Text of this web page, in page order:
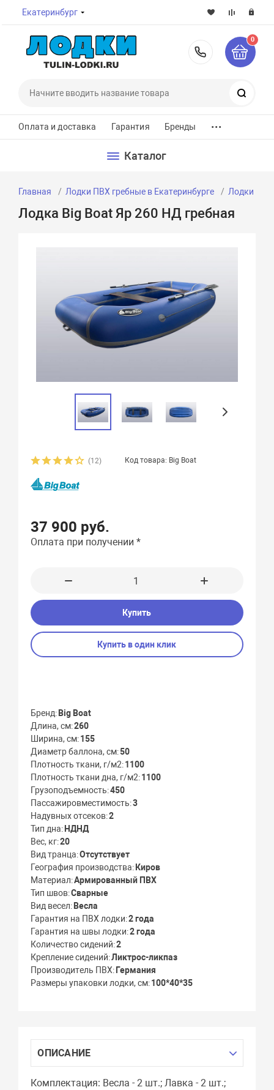
Екатеринбург
8-800-
0
Оплата и доставка Гарантия Бренды ...
Каталог
Главная Лодки ПВХ гребные в Екатеринбурге Лодки ПВХ
Лодка Big Boat Яр 260 НД гребная
(12) Код товара: Big Boat
37 900 руб.
Оплата при получении *
Купить
Купить в один клик
Бренд Big Boat
Длина, см 260
Ширина, см 155
Диаметр баллона, см 50
Плотность ткани, г/м2 1100
Плотность ткани дна, г/м2 1100
Грузоподъемность 450
Пассажировместимость 3
Надувных отсеков 2
Тип дна НДНД
Вес, кг 20
Вид транца Отсутствует
География производства Киров
Материал Армированный ПВХ
Тип швов Сварные
Вид весел Весла
Гарантия на ПВХ лодки 2 года
Гарантия на швы лодки 2 года
Количество сидений 2
Крепление сидений Ликтрос-ликпаз
Производитель ПВХ Германия
Размеры упаковки лодки, см 100*40*35
ОПИСАНИЕ
Комплектация: Весла - 2 шт.; Лавка - 2 шт.;